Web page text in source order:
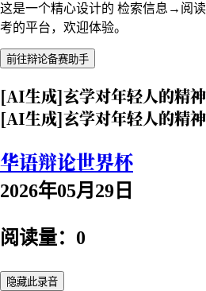
这是一个精心设计的 检索信息→阅
考的平台，欢迎体验。
前往辩论备赛助手
[AI生成]玄学对年轻人的精
[AI生成]玄学对年轻人的精
华语辩论世界杯
2026年05月29日
阅读量：0
隐藏此录音